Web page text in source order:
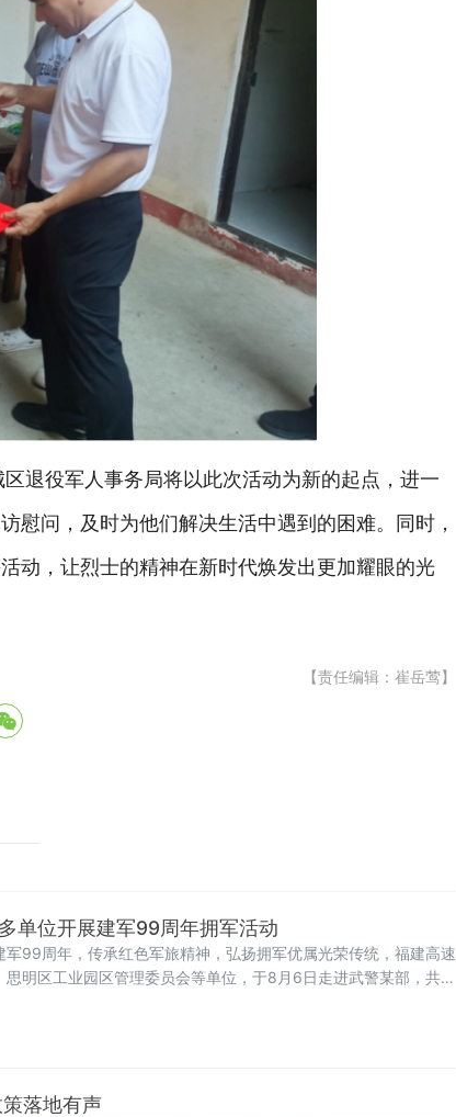
退役军人事务局将以此次活动为新的起点，进一
慰问，及时为他们解决生活中遇到的困难。同时，
动，让烈士的精神在新时代焕发出更加耀眼的光
【责任编辑：崔岳莺】
单位开展建军99周年拥军活动
99周年，传承红色军旅精神，弘扬拥军优属光荣传统，福建高速
明区工业园区管理委员会等单位，于8月6日走进武警某部，共同
落地有声